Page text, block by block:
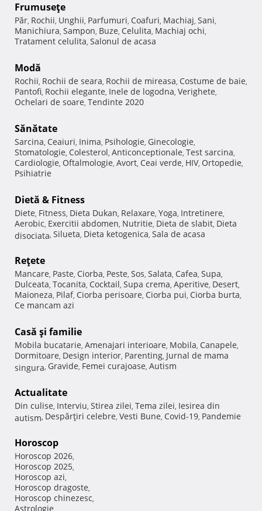
Frumuseţe
Păr, Rochii, Unghii, Parfumuri, Coafuri, Machiaj, Sani,
Manichiura, Sampon, Buze, Celulita, Machiaj ochi,
Tratament celulita, Salonul de acasa
Modă
Rochii, Rochii de seara, Rochii de mireasa, Costume de baie,
Pantofi, Rochii elegante, Inele de logodna, Verighete,
Ochelari de soare, Tendinte 2020
Sănătate
Sarcina, Ceaiuri, Inima, Psihologie, Ginecologie,
Stomatologie, Colesterol, Anticonceptionale, Test sarcina,
Cardiologie, Oftalmologie, Avort, Ceai verde, HIV, Ortopedie,
Psihiatrie
Dietă & Fitness
Diete, Fitness, Dieta Dukan, Relaxare, Yoga, Intretinere,
Aerobic, Exercitii abdomen, Nutritie, Dieta de slabit, Dieta
disociata, Silueta, Dieta ketogenica, Sala de acasa
Reţete
Mancare, Paste, Ciorba, Peste, Sos, Salata, Cafea, Supa,
Dulceata, Tocanita, Cocktail, Supa crema, Aperitive, Desert,
Maioneza, Pilaf, Ciorba perisoare, Ciorba pui, Ciorba burta,
Ce mancam azi
Casă şi familie
Mobila bucatarie, Amenajari interioare, Mobila, Canapele,
Dormitoare, Design interior, Parenting, Jurnal de mama
singura, Gravide, Femei curajoase, Autism
Actualitate
Din culise, Interviu, Stirea zilei, Tema zilei, Iesirea din
autism, Despărţiri celebre, Vesti Bune, Covid-19, Pandemie
Horoscop
Horoscop 2026,
Horoscop 2025,
Horoscop azi,
Horoscop dragoste,
Horoscop chinezesc,
Astrologie